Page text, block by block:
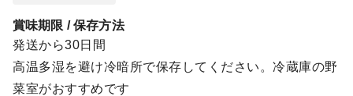
賞味期限 / 保存方法
発送から30日間
高温多湿を避け冷暗所で保存してください。冷蔵庫の野
菜室がおすすめです